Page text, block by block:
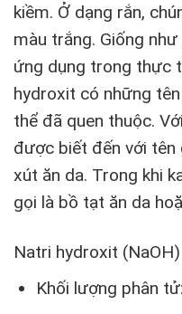
kiềm. Ở dạng rắn,
màu trắng. Giống
ứng dụng trong thực
hydroxit có những
thể đã quen thuộc.
được biết đến với tên
xút ăn da. Trong khi
gọi là bồ tạt ăn da
Natri hydroxit (NaOH)
Khối lượng phân